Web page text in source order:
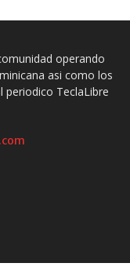
operando
asi como los
periodico TeclaLibre